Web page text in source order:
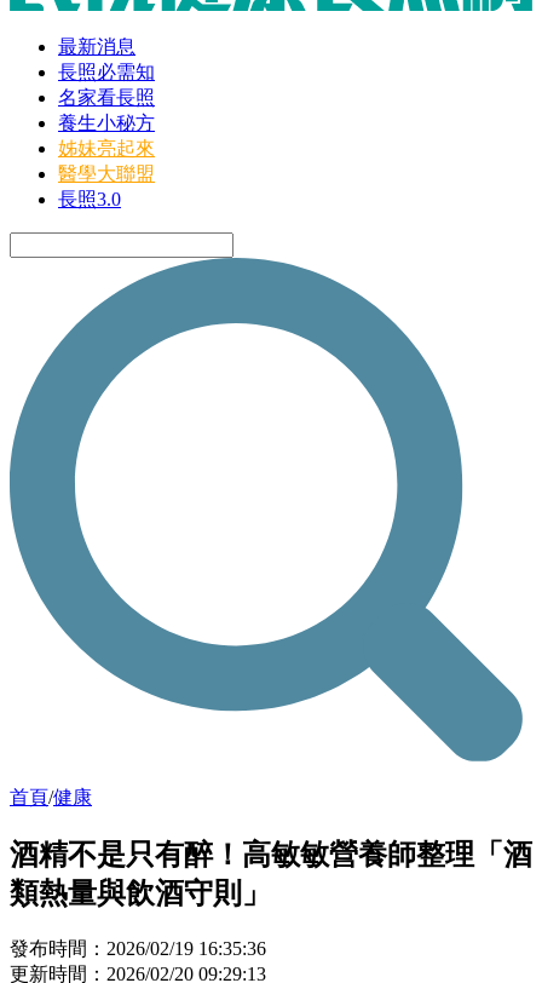
最新消息
長照必需知
名家看長照
養生小秘方
姊妹亮起來
醫學大聯盟
長照3.0
首頁/健康
酒精不是只有醉！高敏敏營養師整理「酒
類熱量與飲酒守則」
發布時間：2026/02/19 16:35:36
更新時間：2026/02/20 09:29:13